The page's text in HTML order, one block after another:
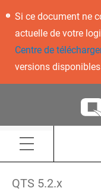
Si ce document ne
actuelle de votre
Centre de
versions
QTS 5.2.x